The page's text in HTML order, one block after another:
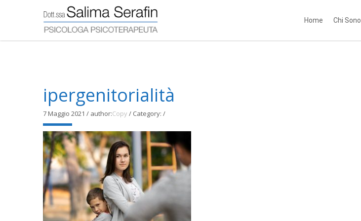
Home Chi Sono
ipergenitorialità
7 Maggio 2021 / author:Copy / Category: /